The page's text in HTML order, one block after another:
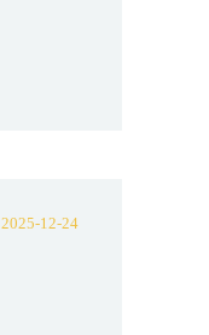
2025-12-24